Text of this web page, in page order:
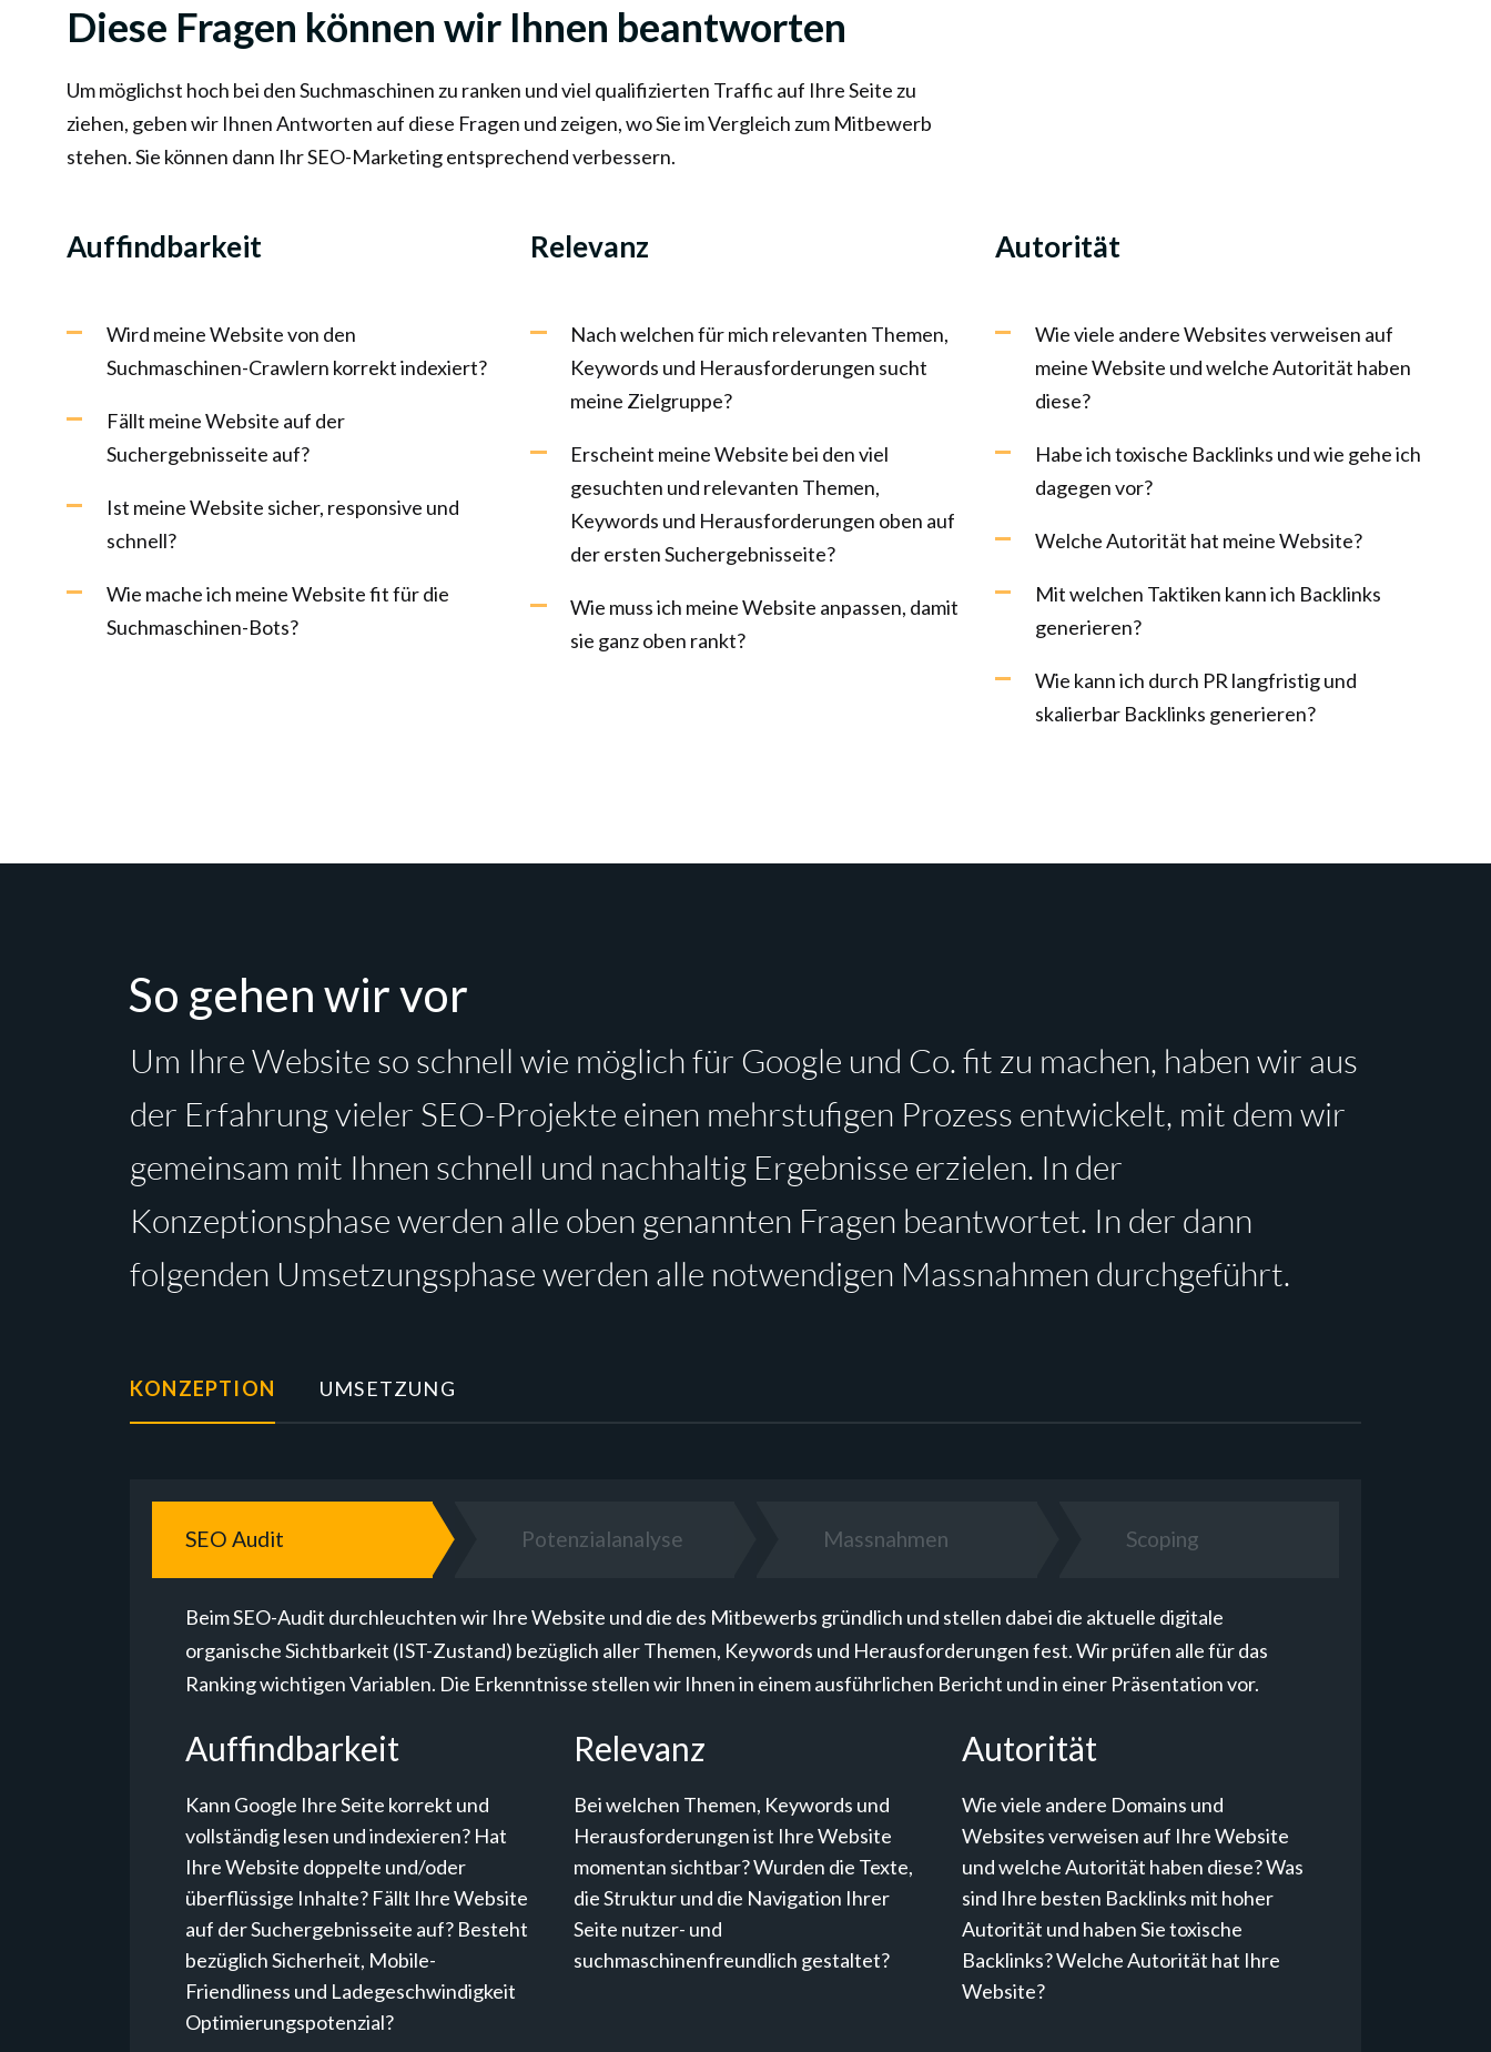
Diese Fragen können wir Ihnen beantworten
Um möglichst hoch bei den Suchmaschinen zu ranken und viel qualifizierten Traffic auf Ihre Seite zu
ziehen, geben wir Ihnen Antworten auf diese Fragen und zeigen, wo Sie im Vergleich zum Mitbewerb
stehen. Sie können dann Ihr SEO-Marketing entsprechend verbessern.
Auffindbarkeit
Wird meine Website von den
Suchmaschinen-Crawlern korrekt indexiert?
Fällt meine Website auf der
Suchergebnisseite auf?
Ist meine Website sicher, responsive und
schnell?
Wie mache ich meine Website fit für die
Suchmaschinen-Bots?
Relevanz
Nach welchen für mich relevanten Themen,
Keywords und Herausforderungen sucht
meine Zielgruppe?
Erscheint meine Website bei den viel
gesuchten und relevanten Themen,
Keywords und Herausforderungen oben auf
der ersten Suchergebnisseite?
Wie muss ich meine Website anpassen, damit
sie ganz oben rankt?
Autorität
Wie viele andere Websites verweisen auf
meine Website und welche Autorität haben
diese?
Habe ich toxische Backlinks und wie gehe ich
dagegen vor?
Welche Autorität hat meine Website?
Mit welchen Taktiken kann ich Backlinks
generieren?
Wie kann ich durch PR langfristig und
skalierbar Backlinks generieren?
So gehen wir vor
Um Ihre Website so schnell wie möglich für Google und Co. fit zu machen, haben wir aus
der Erfahrung vieler SEO-Projekte einen mehrstufigen Prozess entwickelt, mit dem wir
gemeinsam mit Ihnen schnell und nachhaltig Ergebnisse erzielen. In der
Konzeptionsphase werden alle oben genannten Fragen beantwortet. In der dann
folgenden Umsetzungsphase werden alle notwendigen Massnahmen durchgeführt.
KONZEPTION UMSETZUNG
SEO Audit Potenzialanalyse Massnahmen Scoping
Beim SEO-Audit durchleuchten wir Ihre Website und die des Mitbewerbs gründlich und stellen dabei die aktuelle digitale
organische Sichtbarkeit (IST-Zustand) bezüglich aller Themen, Keywords und Herausforderungen fest. Wir prüfen alle für das
Ranking wichtigen Variablen. Die Erkenntnisse stellen wir Ihnen in einem ausführlichen Bericht und in einer Präsentation vor.
Auffindbarkeit
Kann Google Ihre Seite korrekt und
vollständig lesen und indexieren? Hat
Ihre Website doppelte und/oder
überflüssige Inhalte? Fällt Ihre Website
auf der Suchergebnisseite auf? Besteht
bezüglich Sicherheit, Mobile-
Friendliness und Ladegeschwindigkeit
Optimierungspotenzial?
Relevanz
Bei welchen Themen, Keywords und
Herausforderungen ist Ihre Website
momentan sichtbar? Wurden die Texte,
die Struktur und die Navigation Ihrer
Seite nutzer- und
suchmaschinenfreundlich gestaltet?
Autorität
Wie viele andere Domains und
Websites verweisen auf Ihre Website
und welche Autorität haben diese? Was
sind Ihre besten Backlinks mit hoher
Autorität und haben Sie toxische
Backlinks? Welche Autorität hat Ihre
Website?